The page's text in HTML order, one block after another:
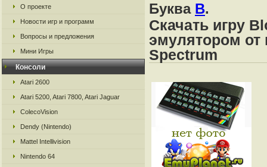
О проекте
Новости игр и программ
Вопросы и предложения
Мини Игры
Консоли
Atari 2600
Atari 5200, Atari 7800, Atari Jaguar
ColecoVision
Dendy (Nintendo)
Mattel Intellivision
Nintendo 64
Буква B.
Скачать игру
эмулятором от
Spectrum